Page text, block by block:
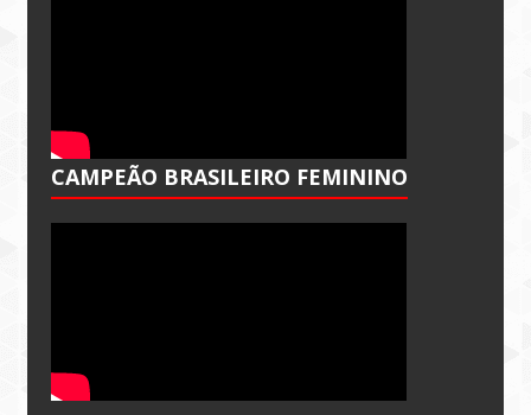
CAMPEÃO BRASILEIRO FEMININO